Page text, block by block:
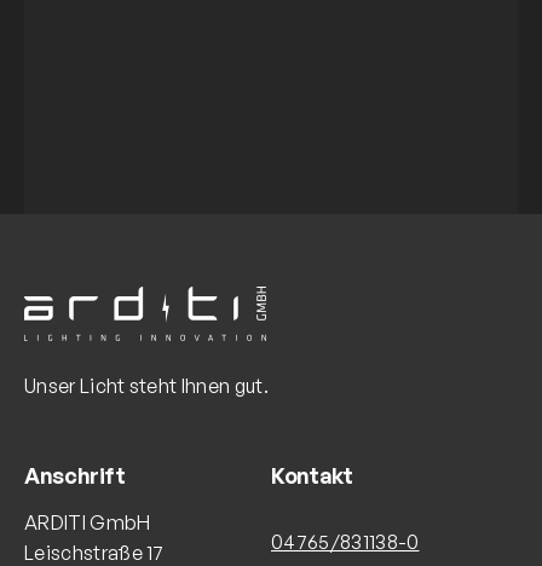
Unser Licht steht Ihnen gut.
Anschrift
ARDITI GmbH
Leischstraße 17
Kontakt
04765/831138-0